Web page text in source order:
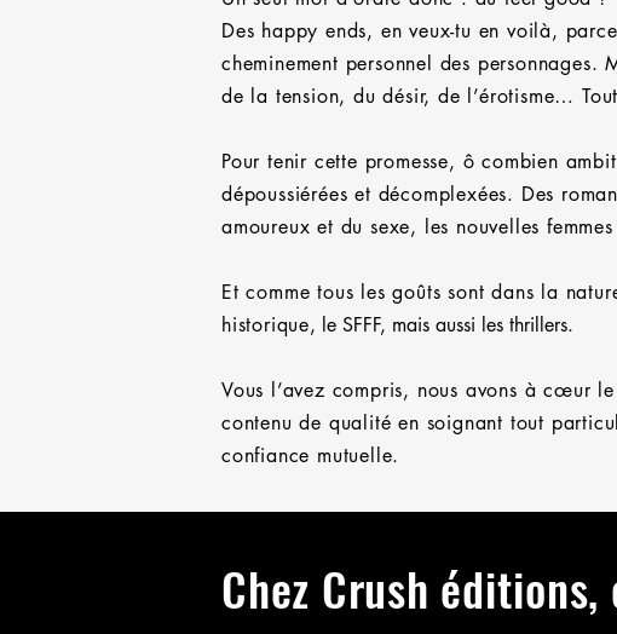
Des happy ends, en veux-tu en voilà,
cheminement personnel des
de la tension, du désir, de l’érotisme…
Pour tenir cette promesse, ô combien
dépoussiérées et décomplexées. Des
amoureux et du sexe, les nouvelles
Et comme tous les goûts sont dans la
historique, le SFFF, mais aussi les thrillers.​
Vous l’avez compris, nous avons à cœur
contenu de qualité en soignant tout
confiance mutuelle.
Chez Crush